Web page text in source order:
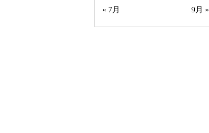
« 7月 9月 »